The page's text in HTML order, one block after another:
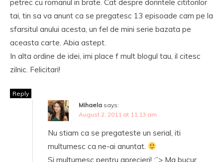
petrec cu romanul in brate. Cat despre dorintele cititorilor
tai, tin sa va anunt ca se pregatesc 13 episoade cam pe la
sfarsitul anului acesta, un fel de mini serie bazata pe
aceasta carte. Abia astept.
In alta ordine de idei, imi place f mult blogul tau, il citesc
zilnic. Felicitari!
Reply
Mihaela says:
August 2, 2011 at 11:13 am
Nu stiam ca se pregateste un serial, iti
multumesc ca ne-ai anuntat.
Si multumesc pentru aprecieri! :”> Ma bucur